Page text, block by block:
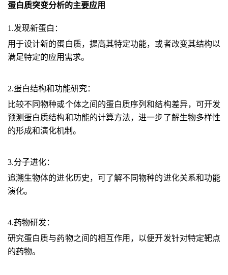
蛋白质突变分析的主要应用
1.发现新蛋白：
用于设计新的蛋白质，提高其特定功能，或者改变其结构以
满足特定的应用需求。
2.蛋白结构和功能研究：
比较不同物种或个体之间的蛋白质序列和结构差异， 可开发
预测蛋白质结构和功能的计算方法，进一步了解生物多样性
的形成和演化机制。
3.分子进化：
追溯生物体的进化历史， 可了解不同物种的进化关系和功能
演化。
4.药物研发 ：
研究蛋白质与药物之间的相互作用，以便开发针对特定靶点
的药物。